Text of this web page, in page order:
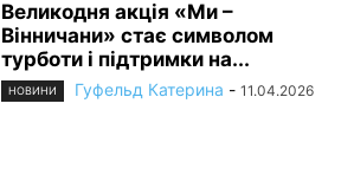
Великодня акція «Ми –
Вінничани» стає символом
турботи і підтримки на...
НОВИНИ Гуфельд Катерина - 11.04.2026